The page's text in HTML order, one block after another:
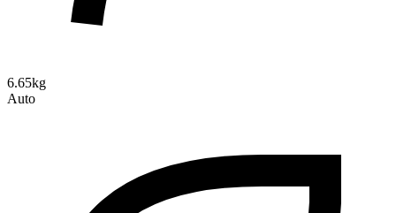
6.65kg
Auto